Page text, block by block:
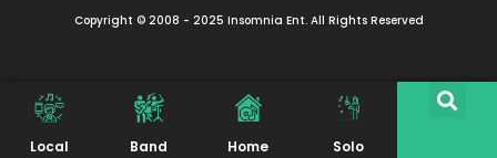
Copyright © 2008 - 2025 Insomnia Ent. All Rights Reserved
Local Band Home Solo